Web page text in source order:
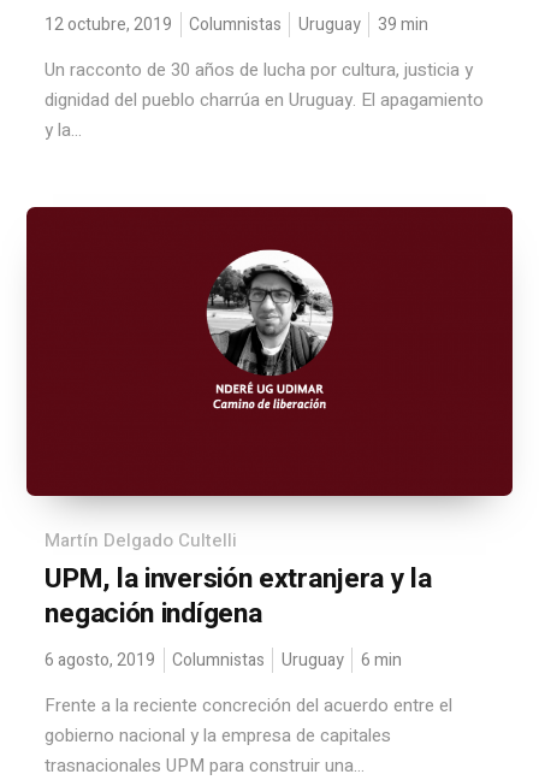
12 octubre, 2019 Columnistas Uruguay 39 min
Un racconto de 30 años de lucha por cultura, justicia y
dignidad del pueblo charrúa en Uruguay. El apagamiento
y la...
Martín Delgado Cultelli
UPM, la inversión extranjera y la
negación indígena
6 agosto, 2019 Columnistas Uruguay 6 min
Frente a la reciente concreción del acuerdo entre el
gobierno nacional y la empresa de capitales
trasnacionales UPM para construir una...